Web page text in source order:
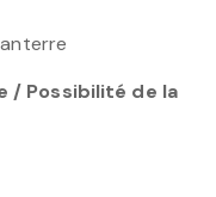
/ Possibilité de la